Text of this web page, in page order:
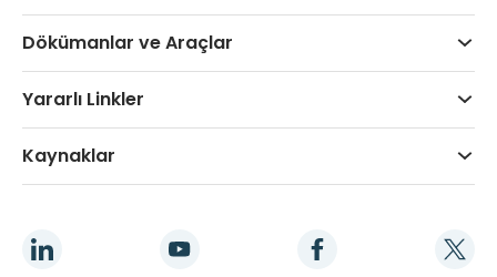
Dökümanlar ve Araçlar
Yararlı Linkler
Kaynaklar